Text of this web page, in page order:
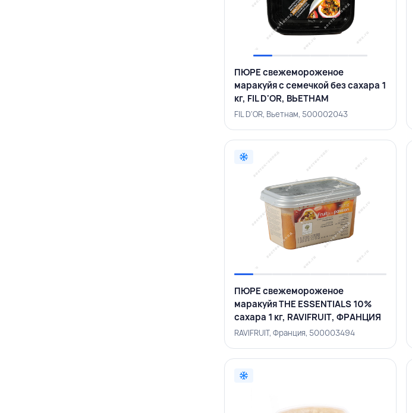
ПЮРЕ свежемороженое
маракуйя с семечкой без сахара 1
кг, FIL D'OR, ВЬЕТНАМ
FIL D'OR, Вьетнам, 500002043
ПЮРЕ свежемороженое
маракуйя THE ESSENTIALS 10%
сахара 1 кг, RAVIFRUIT, ФРАНЦИЯ
RAVIFRUIT, Франция, 500003494